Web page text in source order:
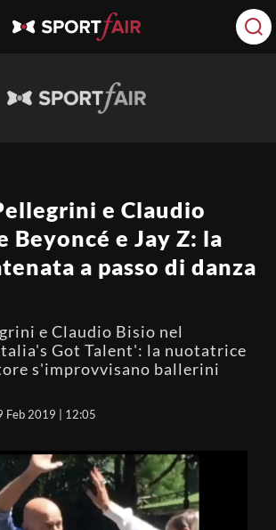
e Claudio
Beyoncé e Jay Z: la
a passo di danza
e Claudio Bisio nel
Got Talent': la nuotatrice
s'improvvisano ballerini
Feb 2019 | 12:05